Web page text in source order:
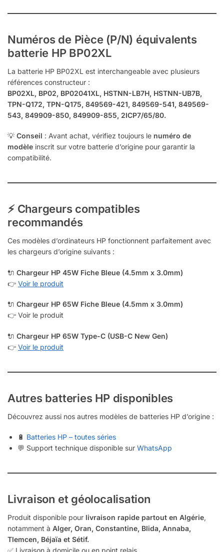
Numéros de Pièce (P/N) équivalents
batterie HP BP02XL
La batterie HP BP02XL est interchangeable avec plusieurs
références constructeur :
BP02XL, BP02, BP02041XL, HSTNN-LB7H, HSTNN-UB7B,
TPN-Q172, TPN-Q175, 849569-421, 849569-541, 849569-
543, 849909-850, 849909-855, 2ICP7/65/80.
💡 Conseil : Avant achat, vérifiez toujours le numéro de
modèle inscrit sur votre batterie d’origine pour garantir la
compatibilité.
⚡ Chargeurs compatibles
recommandés
Ces modèles d’ordinateurs HP fonctionnent parfaitement avec
les chargeurs d’origine suivants :
🔌 Chargeur HP 45W Fiche Bleue (4.5mm x 3.0mm)
👉 Voir le produit
🔌 Chargeur HP 65W Fiche Bleue (4.5mm x 3.0mm)
👉 Voir le produit
🔌 Chargeur HP 65W Type-C (USB-C New Gen)
👉 Voir le produit
Autres batteries HP disponibles
Découvrez aussi nos autres modèles de batteries HP d’origine :
🔋 Batteries HP – toutes séries
💬 Support technique disponible sur WhatsApp
Livraison et géolocalisation
Produit disponible pour livraison rapide partout en Algérie,
notamment à Alger, Oran, Constantine, Blida, Annaba,
Tlemcen, Béjaïa et Sétif.
✅ Livraison à domicile ou en point relais.